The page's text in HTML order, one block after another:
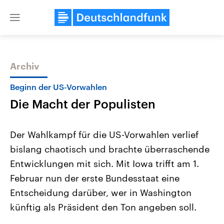
Close
Themen
Landtagswahl Sachsen-Anhalt
2026
Alle Informationen
Sachsen-Anhalt wählt am 6.
September 2026 einen neuen
Landtag. Seit 2021 wird das
Bundesland von einer Koalition aus
USA
Aktuelle Beiträge,
Hintergründe
Wirtschaftlich und
gehören die Vereinigten
den mächtigsten Ländern
Archiv
Beginn der US-Vorwahlen
Die Macht der Populisten
Der Wahlkampf für die US-Vorwahlen verlief
bislang chaotisch und brachte überraschende
Entwicklungen mit sich. Mit Iowa trifft am 1.
Februar nun der erste Bundesstaat eine
Entscheidung darüber, wer in Washington
künftig als Präsident den Ton angeben soll.